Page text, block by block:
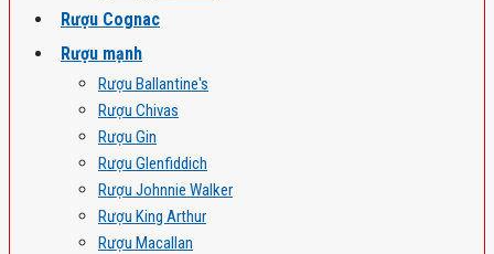
Rượu Cognac
Rượu mạnh
Rượu Ballantine's
Rượu Chivas
Rượu Gin
Rượu Glenfiddich
Rượu Johnnie Walker
Rượu King Arthur
Rượu Macallan